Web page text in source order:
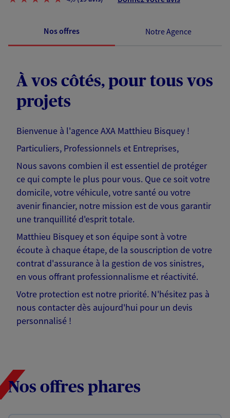
Nos offres Notre Agence
À vos côtés, pour tous vos
projets
Bienvenue à l'agence AXA Matthieu Bisquey !
Particuliers, Professionnels et Entreprises,
Nous savons combien il est essentiel de protéger
ce qui compte le plus pour vous. Que ce soit votre
domicile, votre véhicule, votre santé ou votre
avenir financier, notre mission est de vous garantir
une tranquillité d'esprit totale.
Matthieu Bisquey et son équipe sont à votre
écoute à chaque étape, de la souscription de votre
contrat d'assurance à la gestion de vos sinistres,
en vous offrant professionnalisme et réactivité.
Votre protection est notre priorité. N'hésitez pas à
nous contacter dès aujourd'hui pour un devis
personnalisé !
Nos offres phares